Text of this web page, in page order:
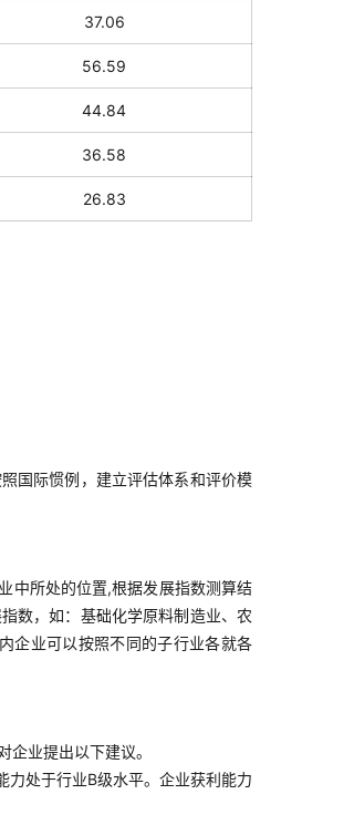
37.06
56.59
44.84
36.58
26.83
国际惯例，建立评估体系和评价模
中所处的位置,根据发展指数测算结
数，如：基础化学原料制造业、农
企业可以按照不同的子行业各就各
业提出以下建议。
处于行业B级水平。企业获利能力